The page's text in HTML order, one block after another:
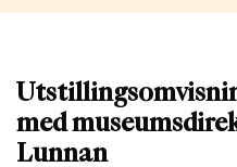
med
Lunnan